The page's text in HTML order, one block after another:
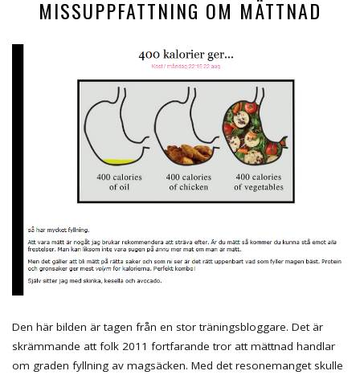
MISSUPPFATTNING OM MÄTTNAD
Den här bilden är tagen från en stor träningsbloggare. Det är
skrämmande att folk 2011 fortfarande tror att mättnad handlar
om graden fyllning av magsäcken. Med det resonemanget skulle